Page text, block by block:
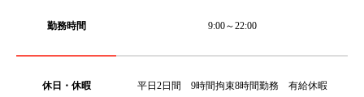
勤務時間 9:00～22:00
休日・休暇 平日2日間 9時間拘束8時間勤務 有給休暇